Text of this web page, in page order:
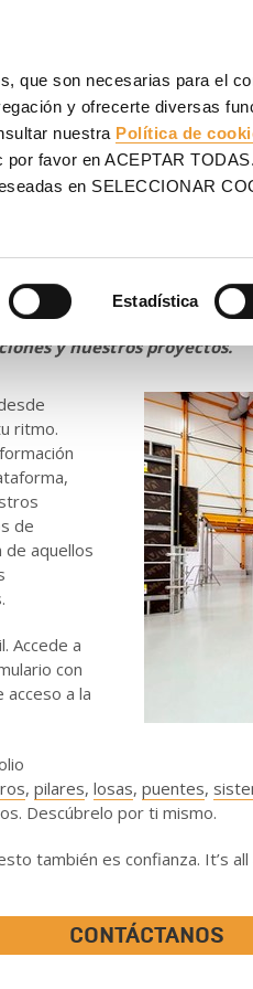
que son necesarias para el
y ofrecerte diversas
nuestra Política de
favor en ACEPTAR
en SELECCIONAR
Estadística
de ULMA
inmersiva a nuestro
y nuestros proyectos.
ritmo.
de
de aquellos
Accede a
con
a la
, pilares, losas, puentes,
Descúbrelo por ti mismo.
también es confianza. It’s
CONTÁCTANOS